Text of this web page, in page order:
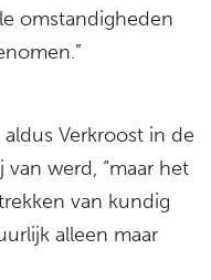
omstandigheden
aldus Verkroost in de
van werd, “maar het
van kundig
alleen maar